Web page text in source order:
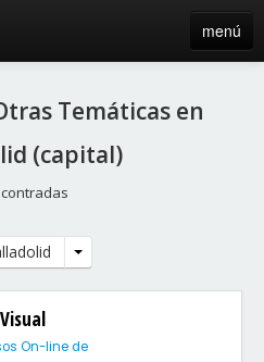
menú
Temáticas en
(capital)
On-line de